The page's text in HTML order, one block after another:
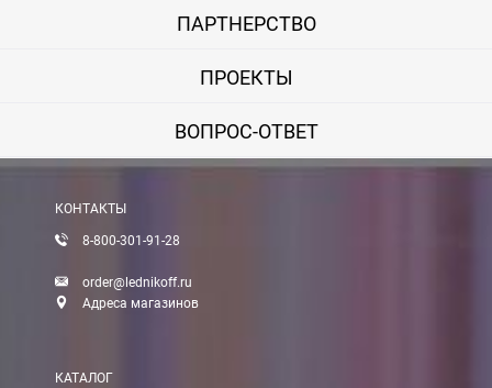
ПАРТНЕРСТВО
ПРОЕКТЫ
ВОПРОС-ОТВЕТ
КОНТАКТЫ
8-800-301-91-28
order@lednikoff.ru
Адреса магазинов
КАТАЛОГ